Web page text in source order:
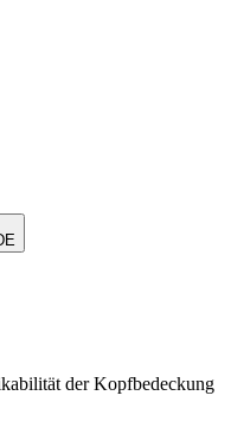
der Kopfbedeckung